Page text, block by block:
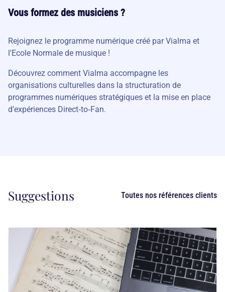
Vous formez des musiciens ?
Rejoignez le programme numérique créé par Vialma et
l'Ecole Normale de musique !
Découvrez comment Vialma accompagne les
organisations culturelles dans la structuration de
programmes numériques stratégiques et la mise en place
d’expériences Direct‑to‑Fan.
Suggestions Toutes nos références clients